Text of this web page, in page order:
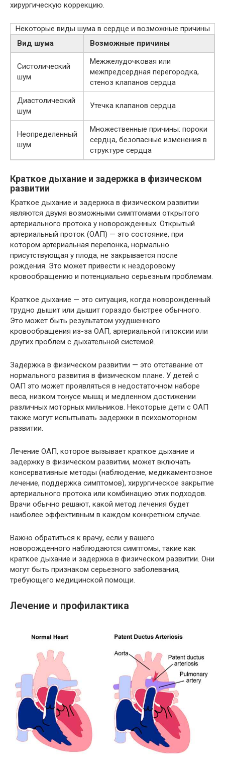
хирургическую коррекцию.
Некоторые виды шума в сердце и возможные причины
Вид шума
Возможные причины
Систолический
шум
Межжелудочковая или
межпредсердная перегородка,
стеноз клапанов сердца
Диастолический
шум
Утечка клапанов сердца
Неопределенный
шум
Множественные причины: пороки
сердца, безопасные изменения в
структуре сердца
Краткое дыхание и задержка в физическом
развитии
Краткое дыхание и задержка в физическом развитии
являются двумя возможными симптомами открытого
артериального протока у новорожденных. Открытый
артериальный проток (ОАП) — это состояние, при
котором артериальная перепонка, нормально
присутствующая у плода, не закрывается после
рождения. Это может привести к нездоровому
кровообращению и потенциально серьезным проблемам.
Краткое дыхание — это ситуация, когда новорожденный
трудно дышит или дышит гораздо быстрее обычного.
Это может быть результатом ухудшенного
кровообращения из-за ОАП, артериальной гипоксии или
других проблем с дыхательной системой.
Задержка в физическом развитии — это отставание от
нормального развития в физическом плане. У детей с
ОАП это может проявляться в недостаточном наборе
веса, низком тонусе мышц и медленном достижении
различных моторных мильников. Некоторые дети с ОАП
также могут испытывать задержки в психомоторном
развитии.
Лечение ОАП, которое вызывает краткое дыхание и
задержку в физическом развитии, может включать
консервативные методы (наблюдение, медикаментозное
лечение, поддержка симптомов), хирургическое закрытие
артериального протока или комбинацию этих подходов.
Врачи обычно решают, какой метод лечения будет
наиболее эффективным в каждом конкретном случае.
Важно обратиться к врачу, если у вашего
новорожденного наблюдаются симптомы, такие как
краткое дыхание и задержка в физическом развитии. Они
могут быть признаком серьезного заболевания,
требующего медицинской помощи.
Лечение и профилактика